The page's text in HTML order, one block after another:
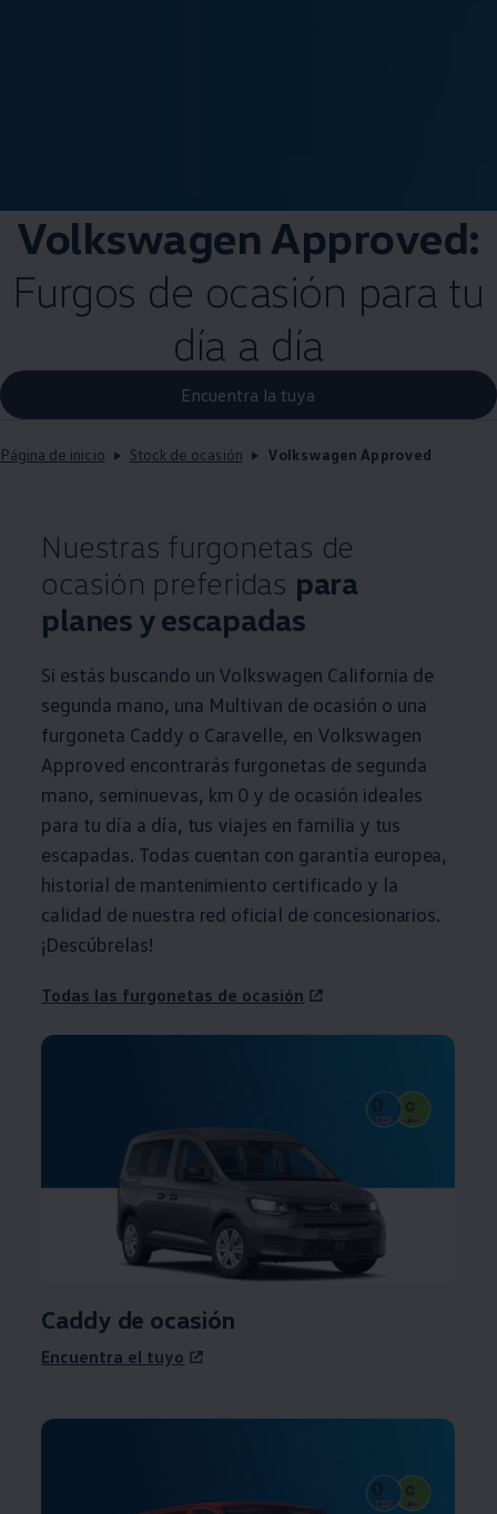
Volkswagen Approved:
Furgos de ocasión para tu
día a día
Encuentra la tuya
Página de inicio Stock de ocasión Volkswagen Approved
Nuestras furgonetas de
ocasión preferidas para
planes y escapadas
Si estás buscando un Volkswagen California de
segunda mano, una Multivan de ocasión o una
furgoneta Caddy o Caravelle, en Volkswagen
Approved encontrarás furgonetas de segunda
mano, seminuevas, km 0 y de ocasión ideales
para tu día a día, tus viajes en familia y tus
escapadas. Todas cuentan con garantía europea,
historial de mantenimiento certificado y la
calidad de nuestra red oficial de concesionarios.
¡Descúbrelas!
Todas las furgonetas de ocasión
Caddy de ocasión
Encuentra el tuyo